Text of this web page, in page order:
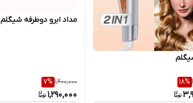
18%
مداد ابرو دوطرفه شیگلم
1,400,000
7%
1,290,000